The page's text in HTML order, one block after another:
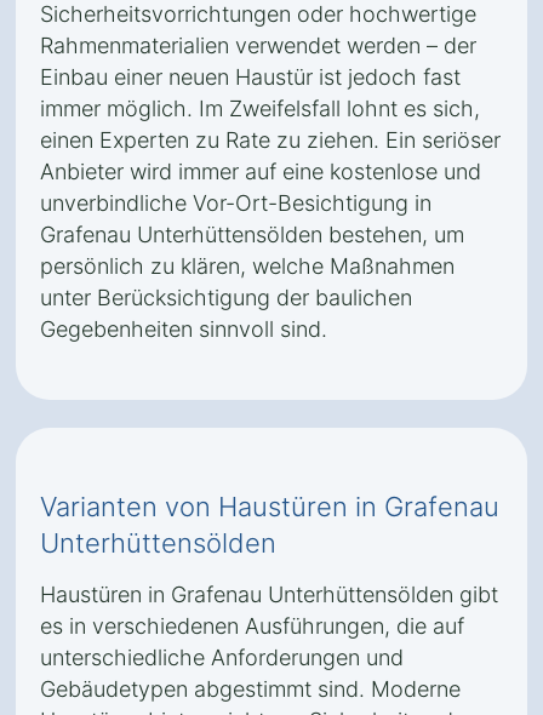
Sicherheitsvorrichtungen oder hochwertige
Rahmenmaterialien verwendet werden – der
Einbau einer neuen Haustür ist jedoch fast
immer möglich. Im Zweifelsfall lohnt es sich,
einen Experten zu Rate zu ziehen. Ein seriöser
Anbieter wird immer auf eine kostenlose und
unverbindliche Vor-Ort-Besichtigung in
Grafenau Unterhüttensölden bestehen, um
persönlich zu klären, welche Maßnahmen
unter Berücksichtigung der baulichen
Gegebenheiten sinnvoll sind.
Varianten von Haustüren in Grafenau
Unterhüttensölden
Haustüren in Grafenau Unterhüttensölden gibt
es in verschiedenen Ausführungen, die auf
unterschiedliche Anforderungen und
Gebäudetypen abgestimmt sind. Moderne